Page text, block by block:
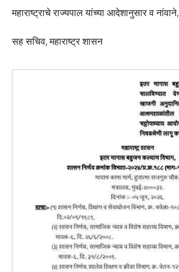
महाराष्ट्राचे राज्यपाल यांच्या आदेशानुसार व नांवाने,
सह सचिव, महाराष्ट्र शासन